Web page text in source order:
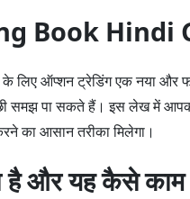
Book Hindi
के लिए ऑप्शन ट्रेडिंग एक नया और
समझ पा सकते हैं। इस लेख में
का आसान तरीका मिलेगा।
है और यह कैसे काम